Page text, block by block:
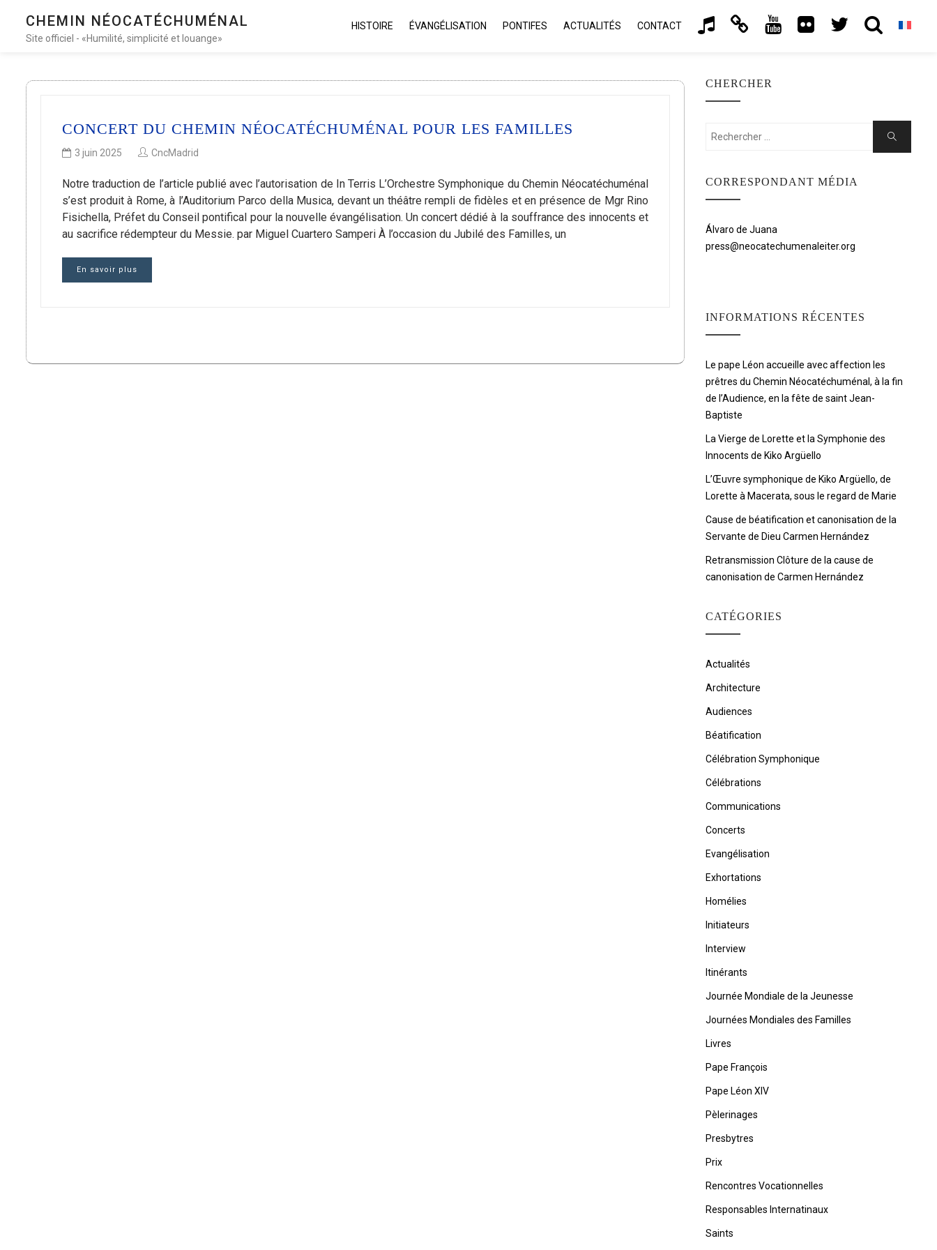
CHEMIN NÉOCATÉCHUMÉNAL
Site officiel - «Humilité, simplicité et louange»
HISTOIRE ÉVANGÉLISATION PONTIFES ACTUALITÉS CONTACT
CONCERT DU CHEMIN NÉOCATÉCHUMÉNAL POUR LES FAMILLES
3 juin 2025 CncMadrid
Notre traduction de l’article publié avec l’autorisation de In Terris L’Orchestre Symphonique du Chemin Néocatéchuménal
s’est produit à Rome, à l’Auditorium Parco della Musica, devant un théâtre rempli de fidèles et en présence de Mgr Rino
Fisichella, Préfet du Conseil pontifical pour la nouvelle évangélisation. Un concert dédié à la souffrance des innocents et
au sacrifice rédempteur du Messie. par Miguel Cuartero Samperi À l’occasion du Jubilé des Familles, un
En savoir plus
CHERCHER
Rechercher:
Chercher
CORRESPONDANT MÉDIA
Álvaro de Juana
press@neocatechumenaleiter.org
INFORMATIONS RÉCENTES
Le pape Léon accueille avec affection les
prêtres du Chemin Néocatéchuménal, à la fin
de l’Audience, en la fête de saint Jean-
Baptiste
La Vierge de Lorette et la Symphonie des
Innocents de Kiko Argüello
L’Œuvre symphonique de Kiko Argüello, de
Lorette à Macerata, sous le regard de Marie
Cause de béatification et canonisation de la
Servante de Dieu Carmen Hernández
Retransmission Clôture de la cause de
canonisation de Carmen Hernández
CATÉGORIES
Actualités
Architecture
Audiences
Béatification
Célébration Symphonique
Célébrations
Communications
Concerts
Evangélisation
Exhortations
Homélies
Initiateurs
Interview
Itinérants
Journée Mondiale de la Jeunesse
Journées Mondiales des Familles
Livres
Pape François
Pape Léon XIV
Pèlerinages
Presbytres
Prix
Rencontres Vocationnelles
Responsables Internatinaux
Saints